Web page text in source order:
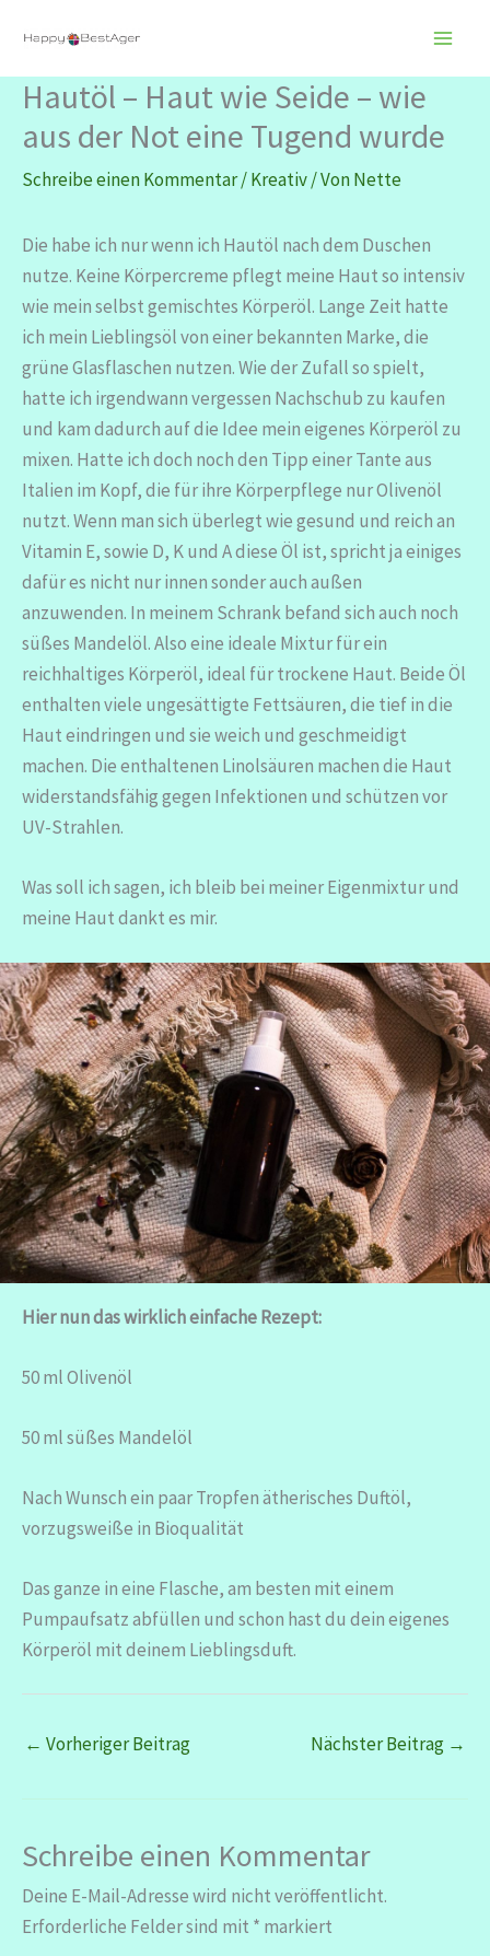
Inhalt
springen
Hautöl – Haut wie Seide – wie
aus der Not eine Tugend wurde
Schreibe einen Kommentar/Kreativ/ VonNette
Die habe ich nur wenn ich Hautöl nach dem Duschen
nutze. Keine Körpercreme pflegt meine Haut so intensiv
wie mein selbst gemischtes Körperöl. Lange Zeit hatte
ich mein Lieblingsöl von einer bekannten Marke, die
grüne Glasflaschen nutzen. Wie der Zufall so spielt,
hatte ich irgendwann vergessen Nachschub zu kaufen
und kam dadurch auf die Idee mein eigenes Körperöl zu
mixen. Hatte ich doch noch den Tipp einer Tante aus
Italien im Kopf, die für ihre Körperpflege nur Olivenöl
nutzt. Wenn man sich überlegt wie gesund und reich an
Vitamin E, sowie D, K und A diese Öl ist, spricht ja einiges
dafür es nicht nur innen sonder auch außen
anzuwenden. In meinem Schrank befand sich auch noch
süßes Mandelöl. Also eine ideale Mixtur für ein
reichhaltiges Körperöl, ideal für trockene Haut. Beide Öl
enthalten viele ungesättigte Fettsäuren, die tief in die
Haut eindringen und sie weich und geschmeidigt
machen. Die enthaltenen Linolsäuren machen die Haut
widerstandsfähig gegen Infektionen und schützen vor
UV-Strahlen.
Was soll ich sagen, ich bleib bei meiner Eigenmixtur und
meine Haut dankt es mir.
Hier nun das wirklich einfache Rezept:
50 ml Olivenöl
50 ml süßes Mandelöl
Nach Wunsch ein paar Tropfen ätherisches Duftöl,
vorzugsweiße in Bioqualität
Das ganze in eine Flasche, am besten mit einem
Pumpaufsatz abfüllen und schon hast du dein eigenes
Körperöl mit deinem Lieblingsduft.
← Vorheriger Beitrag Nächster Beitrag →
Schreibe einen Kommentar
Deine E-Mail-Adresse wird nicht veröffentlicht.
Erforderliche Felder sind mit * markiert